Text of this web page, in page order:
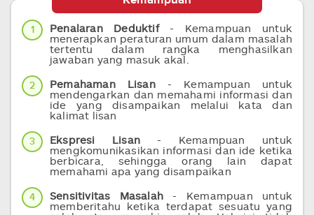
1 Penalaran Deduktif- Kemampuan untuk
menerapkan peraturan umum dalam masalah
tertentu dalam rangka menghasilkan
jawaban yang masuk akal.
2 Pemahaman Lisan- Kemampuan untuk
mendengarkan dan memahami informasi dan
ide yang disampaikan melalui kata dan
kalimat lisan
3 Ekspresi Lisan- Kemampuan untuk
mengkomunikasikan informasi dan ide ketika
berbicara, sehingga orang lain dapat
memahami apa yang disampaikan
4 Sensitivitas Masalah - Kemampuan untuk
memberitahu ketika terdapat sesuatu yang